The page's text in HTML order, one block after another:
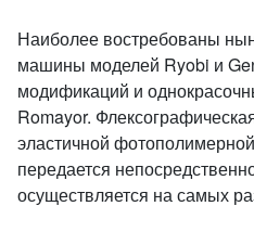
Наиболее востребованы
машины моделей Ryobi и
модификаций и
Romayor.
эластичной
передается
осуществляется на самых